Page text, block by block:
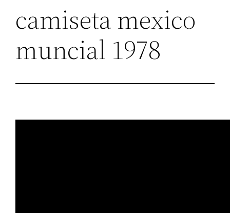
camiseta mexico
muncial 1978